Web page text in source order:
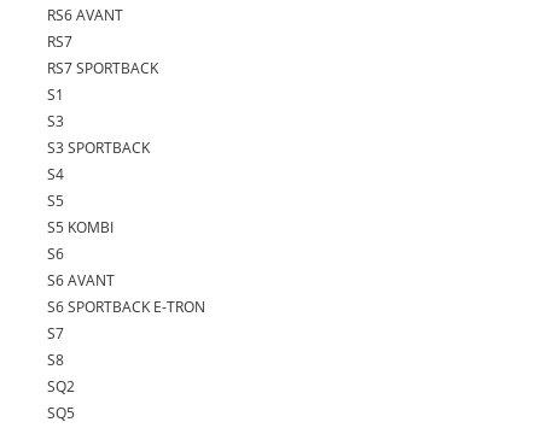
RS6 AVANT
RS7
RS7 SPORTBACK
S1
S3
S3 SPORTBACK
S4
S5
S5 KOMBI
S6
S6 AVANT
S6 SPORTBACK E-TRON
S7
S8
SQ2
SQ5